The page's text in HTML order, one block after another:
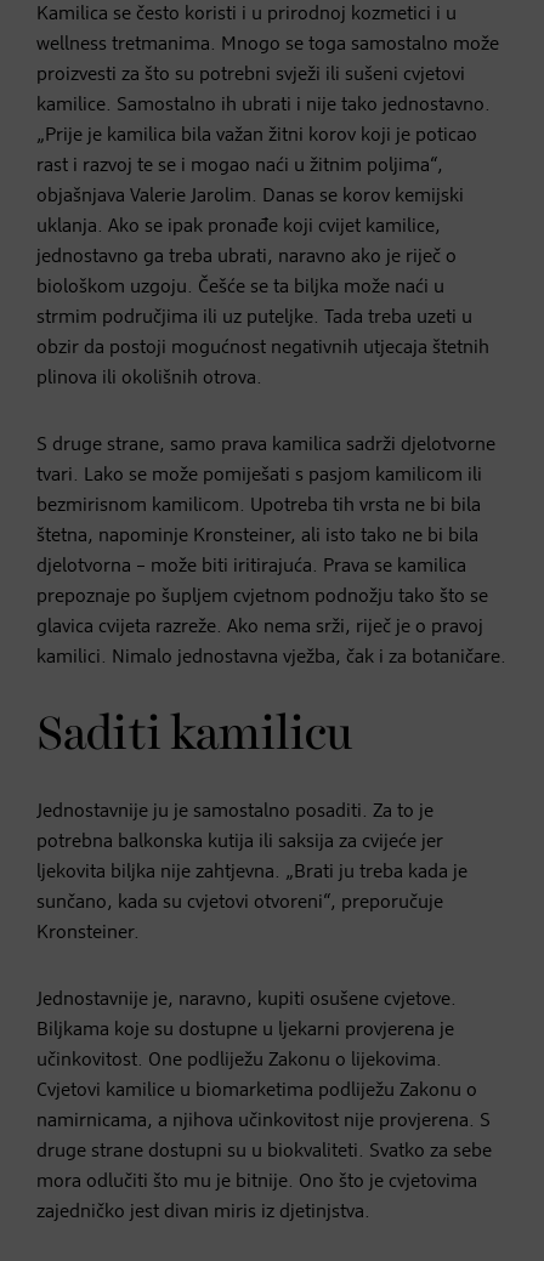
Kamilica se često koristi i u prirodnoj kozmetici i u
wellness tretmanima. Mnogo se toga samostalno može
proizvesti za što su potrebni svježi ili sušeni cvjetovi
kamilice. Samostalno ih ubrati i nije tako jednostavno.
„Prije je kamilica bila važan žitni korov koji je poticao
rast i razvoj te se i mogao naći u žitnim poljima“,
objašnjava Valerie Jarolim. Danas se korov kemijski
uklanja. Ako se ipak pronađe koji cvijet kamilice,
jednostavno ga treba ubrati, naravno ako je riječ o
biološkom uzgoju. Češće se ta biljka može naći u
strmim područjima ili uz puteljke. Tada treba uzeti u
obzir da postoji mogućnost negativnih utjecaja štetnih
plinova ili okolišnih otrova.
S druge strane, samo prava kamilica sadrži djelotvorne
tvari. Lako se može pomiješati s pasjom kamilicom ili
bezmirisnom kamilicom. Upotreba tih vrsta ne bi bila
štetna, napominje Kronsteiner, ali isto tako ne bi bila
djelotvorna – može biti iritirajuća. Prava se kamilica
prepoznaje po šupljem cvjetnom podnožju tako što se
glavica cvijeta razreže. Ako nema srži, riječ je o pravoj
kamilici. Nimalo jednostavna vježba, čak i za botaničare.
Saditi kamilicu
Jednostavnije ju je samostalno posaditi. Za to je
potrebna balkonska kutija ili saksija za cvijeće jer
ljekovita biljka nije zahtjevna. „Brati ju treba kada je
sunčano, kada su cvjetovi otvoreni“, preporučuje
Kronsteiner.
Jednostavnije je, naravno, kupiti osušene cvjetove.
Biljkama koje su dostupne u ljekarni provjerena je
učinkovitost. One podliježu Zakonu o lijekovima.
Cvjetovi kamilice u biomarketima podliježu Zakonu o
namirnicama, a njihova učinkovitost nije provjerena. S
druge strane dostupni su u biokvaliteti. Svatko za sebe
mora odlučiti što mu je bitnije. Ono što je cvjetovima
zajedničko jest divan miris iz djetinjstva.